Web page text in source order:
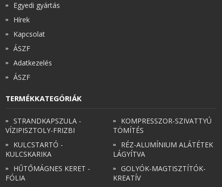
Egyedi gyártás
Hírek
Kapcsolat
ÁSZF
Adatkezelés
ÁSZF
TERMÉKKATEGÓRIÁK
STRANDKAPSZULA -
VÍZIPISZTOLY-FRIZBI
KULCSTARTÓ -
KULCSKARIKA
HŰTŐMÁGNES KERET -
FÓLIA
KOMPRESSZOR-SZIVATTYÚ
TÖMÍTÉS
RÉZ-ALUMÍNIUM ALÁTÉTEK
LÁGYÍTVA
GOLYÓK-MAGTISZTÍTÓK-
KREATÍV